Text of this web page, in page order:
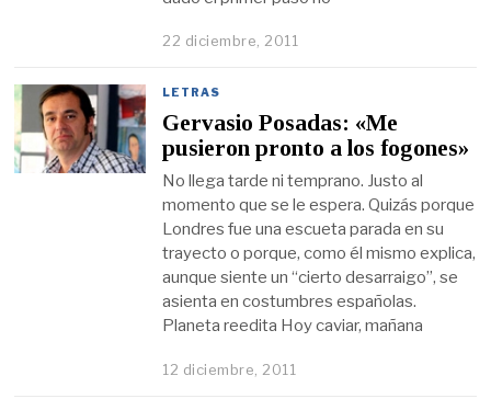
22 diciembre, 2011
LETRAS
Gervasio Posadas: «Me
pusieron pronto a los fogones»
No llega tarde ni temprano. Justo al
momento que se le espera. Quizás porque
Londres fue una escueta parada en su
trayecto o porque, como él mismo explica,
aunque siente un “cierto desarraigo”, se
asienta en costumbres españolas.
Planeta reedita Hoy caviar, mañana
12 diciembre, 2011